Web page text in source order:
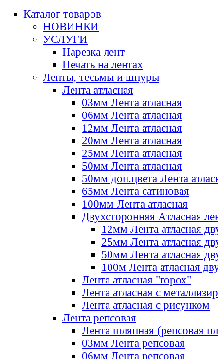
Каталог товаров
НОВИНКИ
УСЛУГИ
Нарезка лент
Печать на лентах
Ленты, тесьмы и шнуры
Лента атласная
03мм Лента атласная
06мм Лента атласная
12мм Лента атласная
20мм Лента атласная
25мм Лента атласная
50мм Лента атласная
50мм доп.цвета Лента
65мм Лента сатиновая
100мм Лента атласная
Двухсторонняя Атласная
12мм Лента атласная
25мм Лента атласная
50мм Лента атласная
100м Лента атласная
Лента атласная "горох"
Лента атласная с
Лента атласная с рисунком
Лента репсовая
Лента шляпная (репсовая
03мм Лента репсовая
06мм Лента репсовая